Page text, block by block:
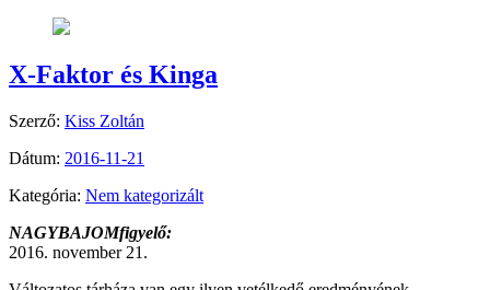
X-Faktor és Kinga
Szerző: Kiss Zoltán
Dátum: 2016-11-21
Kategória: Nem kategorizált
NAGYBAJOMfigyelő:
2016. november 21.